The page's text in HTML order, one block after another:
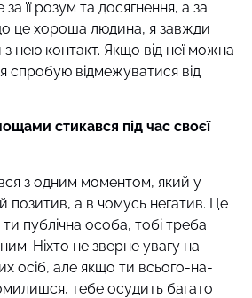
її розум та досягнення, а за
це хороша людина, я завжди
нею контакт. Якщо від неї можна
я спробую відмежуватися від
стикався під час своєї
з одним моментом, який у
позитив, а в чомусь негатив. Це
ти публічна особа, тобі треба
Ніхто не зверне увагу на
осіб, але якщо ти всього-на-
тебе осудить багато